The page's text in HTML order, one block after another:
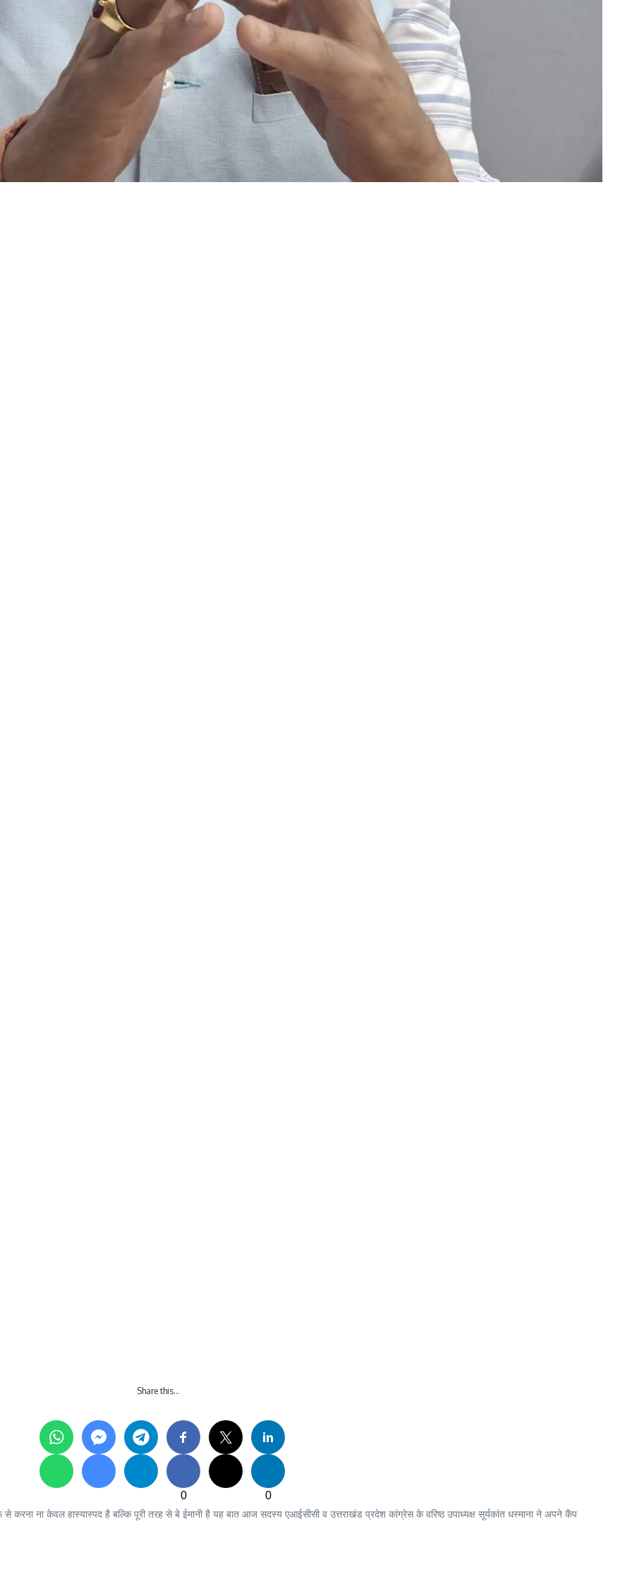
Share this…
0
0
करना ना केवल हास्यास्पद है बल्कि पूरी तरह से बे ईमानी है यह बात आज सदस्य एआईसीसी व उत्तराखंड प्रदेश कांग्रेस के वरिष्ठ उपाध्यक्ष सूर्यकांत धस्माना ने अपने कैंप